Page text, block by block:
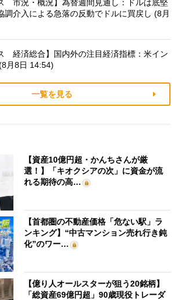
市況・概況】為替週間見通し：ドルは底堅
調介入による急落の反動でドルに買戻し (8月
経済総合】国内外の注目経済指標：米イン
月8日 14:54)
一覧を見る
【資産10億円超・かんちさんが厳
選！】「キオクシアの次」に資金が流
れる期待の高…
【首都圏の不動産価格「危ない駅」ラ
ンキング】“中古マンション売れ行き鈍
化”のワー…
【億り人オールスターが狙う20銘柄】
「総資産69億円超」90歳現役トレーダ